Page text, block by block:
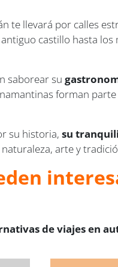
te llevará por calles
castillo hasta
saborear su
forman
su historia,su
arte y
de viajes en